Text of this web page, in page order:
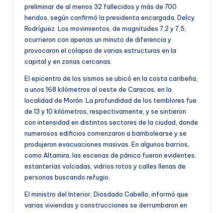
preliminar de al menos 32 fallecidos y más de 700
heridos, según confirmó la presidenta encargada, Delcy
Rodríguez. Los movimientos, de magnitudes 7,2 y 7,5,
ocurrieron con apenas un minuto de diferencia y
provocaron el colapso de varias estructuras en la
capital y en zonas cercanas.
El epicentro de los sismos se ubicó en la costa caribeña,
a unos 168 kilómetros al oeste de Caracas, en la
localidad de Morón. La profundidad de los temblores fue
de 13 y 10 kilómetros, respectivamente, y se sintieron
con intensidad en distintos sectores de la ciudad, donde
numerosos edificios comenzaron a bambolearse y se
produjeron evacuaciones masivas. En algunos barrios,
como Altamira, las escenas de pánico fueron evidentes:
estanterías volcadas, vidrios rotos y calles llenas de
personas buscando refugio.
El ministro del Interior, Diosdado Cabello, informó que
varias viviendas y construcciones se derrumbaron en